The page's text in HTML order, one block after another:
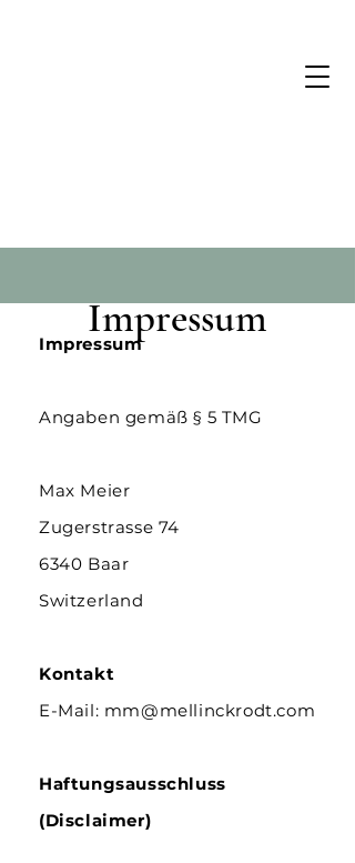
Impressum
Angaben gemäß § 5 TMG
Max Meier
Zugerstrasse 74
6340 Baar
Switzerland
Kontakt
E-Mail: mm@mellinckrodt.com
Haftungsausschluss
(Disclaimer)
Impressum